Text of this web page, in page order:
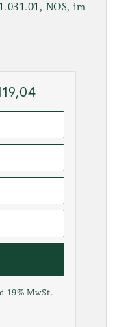
NOS, im
19% MwSt.